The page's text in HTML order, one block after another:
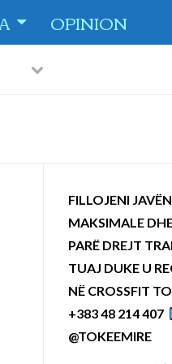
OPINION
-
PreviousNext
FILLOJENI
MAKSIMALE
PARË DREJT
TUAJ DUKE U
NË CROSSFIT
+383 48 214 407
@TOKEEMIRE